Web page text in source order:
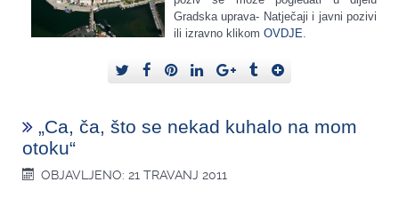
Gradska uprava- Natječaji i javni pozivi
ili izravno klikom OVDJE
„Ca, ča, što se nekad kuhalo na mom
otoku“
OBJAVLJENO: 21 TRAVANJ 2011